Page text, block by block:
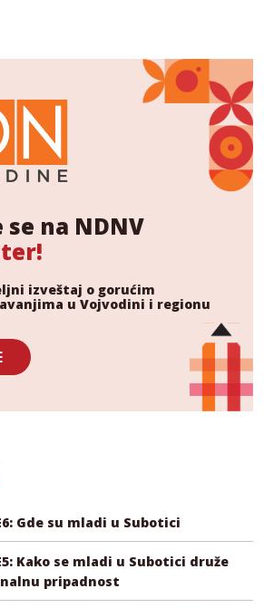
na NDNV
izveštaj o gorućim
u Vojvodini i regionu
Gde su mladi u Subotici
Kako se mladi u Subotici druže
pripadnost